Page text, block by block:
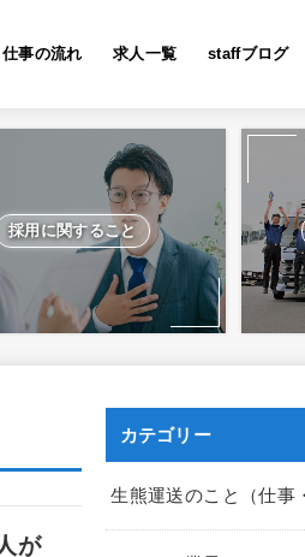
仕事の流れ 求人一覧 staffブログ
採用に関すること
が
カテゴリー
生熊運送のこと（仕事